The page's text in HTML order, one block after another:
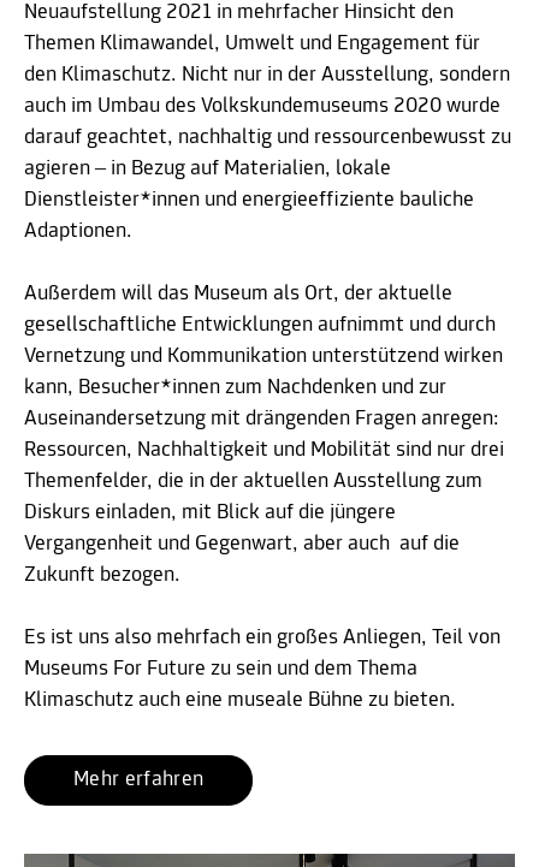
Neuaufstellung 2021 in mehrfacher Hinsicht den
Themen Klimawandel, Umwelt und Engagement für
den Klimaschutz. Nicht nur in der Ausstellung, sondern
auch im Umbau des Volkskundemuseums 2020 wurde
darauf geachtet, nachhaltig und ressourcenbewusst zu
agieren ‒ in Bezug auf Materialien, lokale
Dienstleister*innen und energieeffiziente bauliche
Adaptionen.
Außerdem will das Museum als Ort, der aktuelle
gesellschaftliche Entwicklungen aufnimmt und durch
Vernetzung und Kommunikation unterstützend wirken
kann, Besucher*innen zum Nachdenken und zur
Auseinandersetzung mit drängenden Fragen anregen:
Ressourcen, Nachhaltigkeit und Mobilität sind nur drei
Themenfelder, die in der aktuellen Ausstellung zum
Diskurs einladen, mit Blick auf die jüngere
Vergangenheit und Gegenwart, aber auch auf die
Zukunft bezogen.
Es ist uns also mehrfach ein großes Anliegen, Teil von
Museums For Future zu sein und dem Thema
Klimaschutz auch eine museale Bühne zu bieten.
Mehr erfahren